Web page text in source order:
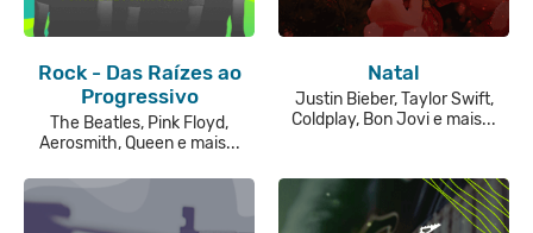
Rock - Das Raízes ao
Progressivo
The Beatles, Pink Floyd,
Aerosmith, Queen e mais...
Natal
Justin Bieber, Taylor Swift,
Coldplay, Bon Jovi e mais...